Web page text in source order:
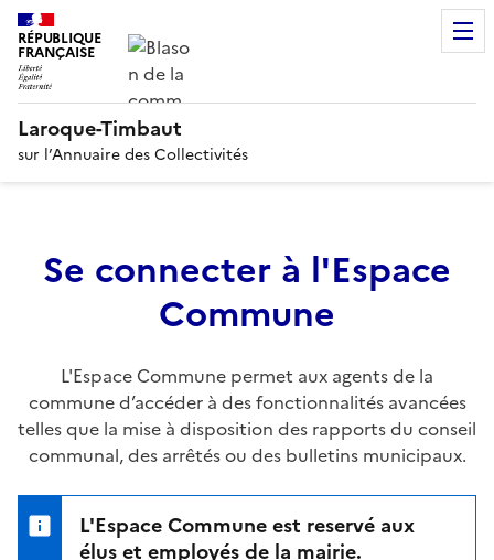
RÉPUBLIQUE
FRANÇAISE
Laroque-Timbaut
sur l’Annuaire des Collectivités
Se connecter à l'Espace
Commune
L'Espace Commune permet aux agents de la
commune d’accéder à des fonctionnalités avancées
telles que la mise à disposition des rapports du conseil
communal, des arrêtés ou des bulletins municipaux.
L'Espace Commune est reservé aux
élus et employés de la mairie.